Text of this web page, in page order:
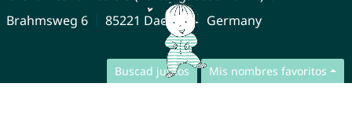
Buscad juntos Mis nombres favoritos
Brahmsweg 6
85221 Dachau Germany